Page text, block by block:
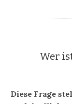
Wer
Diese Frage